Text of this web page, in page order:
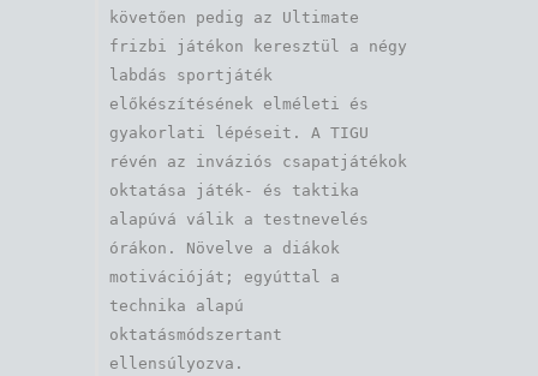
követően pedig az Ultimate
frizbi játékon keresztül a négy
labdás sportjáték
előkészítésének elméleti és
gyakorlati lépéseit. A TIGU
révén az inváziós csapatjátékok
oktatása játék- és taktika
alapúvá válik a testnevelés
órákon. Növelve a diákok
motivációját; egyúttal a
technika alapú
oktatásmódszertant
ellensúlyozva.